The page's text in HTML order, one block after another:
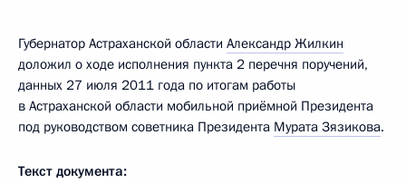
Губернатор Астраханской области Александр Жилкин
доложил о ходе исполнения пункта 2 перечня поручений,
данных 27 июля 2011 года по итогам работы
в Астраханской области мобильной приёмной Президента
под руководством советника Президента Мурата Зязикова.
Текст документа: